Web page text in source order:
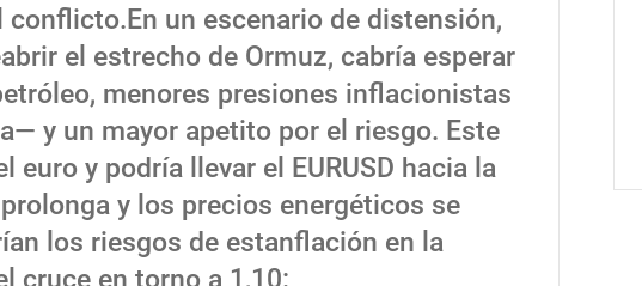
un escenario de distensión,
el estrecho de Ormuz, cabría esperar
menores presiones inflacionistas
y un mayor apetito por el riesgo. Este
euro y podría llevar el EURUSD hacia la
y los precios energéticos se
los riesgos de estanflación en la
cruce en torno a 1,10: